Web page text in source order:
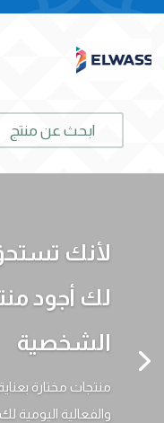
لأنك
لك أجود
الشخصية
منتجات مختارة
والفعالية اليومية